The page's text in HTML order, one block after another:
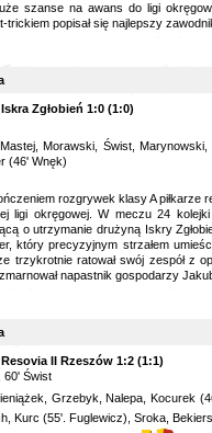
szanse na awans do ligi
popisał się najlepszy
Zgłobień 1:0 (1:0)
Morawski, Świst, Marynowski,
(46' Wnęk)
rozgrywek klasy A piłkarze
ligi okręgowej. W meczu 24
o utrzymanie drużyną Iskry
który precyzyjnym strzałem
trzykrotnie ratował swój zespół z
napastnik gospodarzy
II Rzeszów 1:2 (1:1)
Świst
Grzebyk, Nalepa, Kocurek
Kurc (55'. Fuglewicz), Sroka,